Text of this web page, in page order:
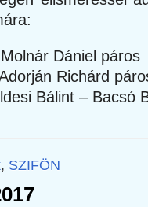
Dániel páros
Richárd
Bálint – Bacsó
, SZIFÖN